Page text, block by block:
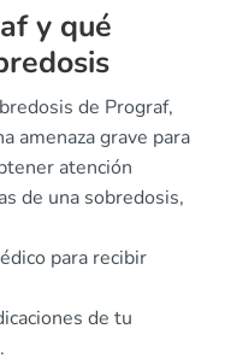
y qué
de Prograf,
amenaza grave para
atención
de una sobredosis,
para recibir
de tu